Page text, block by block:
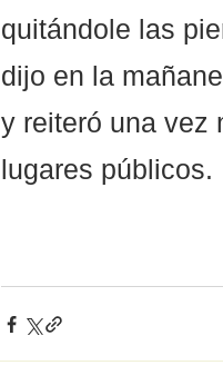
quitándole las
dijo en la
y reiteró una vez
lugares públicos.